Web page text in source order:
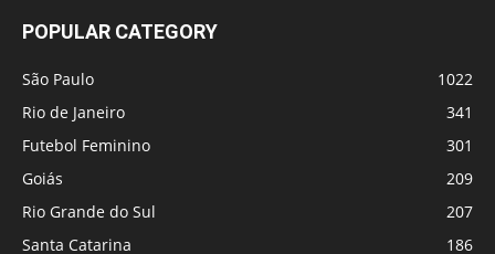
POPULAR CATEGORY
São Paulo
1022
Rio de Janeiro
341
Futebol Feminino
301
Goiás
209
Rio Grande do Sul
207
Santa Catarina
186